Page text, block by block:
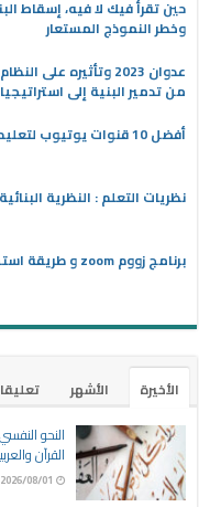
حين تقرأ فيك لا فيه، إسقاط
وخطر النموذج المستعار
عدوان 2023 وتأثيره
من تدمير البنية إلى
أفضل 10 قنوات يوتيوب لتعليم اللغة العربية للأطفال
نظريات التعلم : النظرية البنائية
برنامج زووم zoom و طريقة استخدامه في التعلم عن بعد
الأخيرة الأشهر
النحو
القرآن
2026/08/01